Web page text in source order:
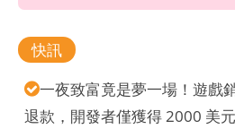
快訊
一夜致富竟是夢一場！遊戲
退款，開發者僅獲得 2000 美元